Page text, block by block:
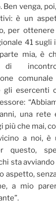
venga,
è un
per
41
parte mia, è
di
esercenti
una rete
più che mai,
a noi,
questo,
sta avviando
aspetto,
a mio